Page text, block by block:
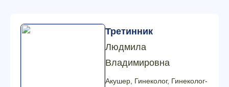
Третинник
Людмила
Владимировна
Акушер, Гинеколог, Гинеколог-